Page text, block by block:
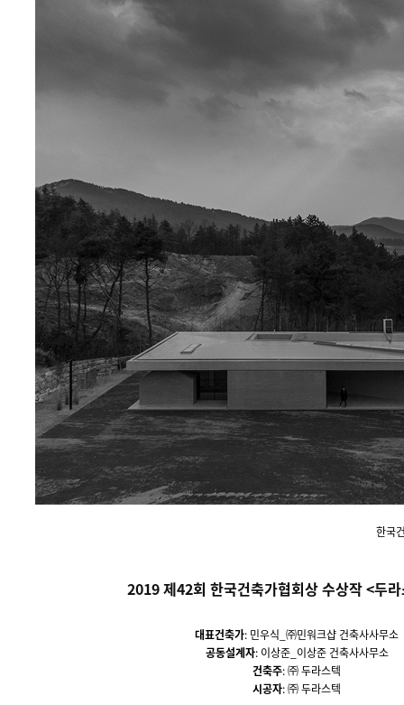
한국
2019 제42회 한국건축가협회상 수상작 <두
대표건축가: 민우식_㈜민워크샵 건축사사무소
공동설계자: 이상준_이상준 건축사사무소
건축주: ㈜ 두라스텍
시공자: ㈜ 두라스텍